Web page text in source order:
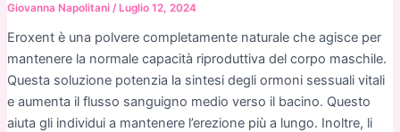
Giovanna Napolitani /Luglio 12, 2024
Eroxent è una polvere completamente naturale che agisce per
mantenere la normale capacità riproduttiva del corpo maschile.
Questa soluzione potenzia la sintesi degli ormoni sessuali vitali
e aumenta il flusso sanguigno medio verso il bacino. Questo
aiuta gli individui a mantenere l’erezione più a lungo. Inoltre, li